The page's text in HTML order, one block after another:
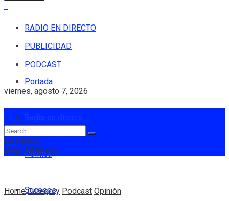
RADIO EN DIRECTO
PUBLICIDAD
PODCAST
viernes, agosto 7, 2026
Portada
Política
Sucesos
No Result
View All Result
Home Category Podcast Opinión